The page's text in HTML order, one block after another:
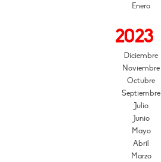
Enero
2023
Diciembre
Noviembre
Octubre
Septiembre
Julio
Junio
Mayo
Abril
Marzo